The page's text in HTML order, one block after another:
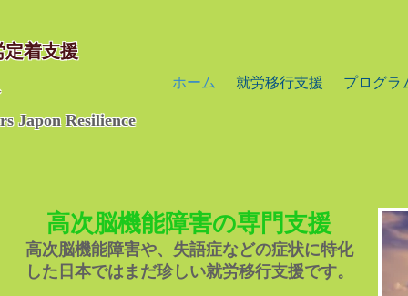
定着支援
Japon Resilience
ホーム 就労移行支援 プログラ
高次脳機能障害の専門支援
高次脳機能障害や、失語症などの症状に特化
した日本ではまだ珍しい就労移行​支援です。